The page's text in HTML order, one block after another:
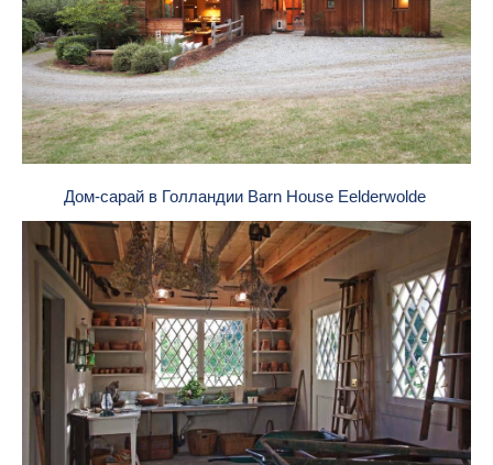
Дом-сарай в Голландии Barn House Eelderwolde